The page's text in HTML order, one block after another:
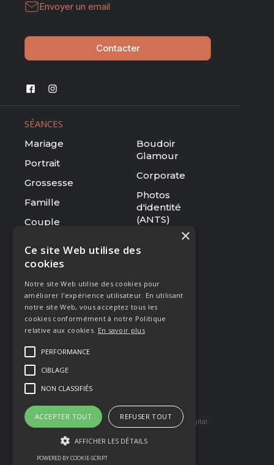
Envoyer un email
Contacter
SÉANCES
Mariage
Portrait
Grossesse
Famille
Couple
Boudoir
Glamour
Corporate
Photos
d'identité
(ANTS)
RESSOURCES
Le studio
Galerie
Blog
Mentions légales
CGV
Presse & Distinctions
Site réaliser par Arkilium et Kozé Digital
Ce site Web utilise des
cookies
Notre site Web utilise des cookies pour
améliorer l'expérience utilisateur. En utilisant
notre site Web, vous acceptez tous les
cookies conformément à notre Politique
relative aux cookies. En savoir plus
PERFORMANCE
CIBLAGE
NON CLASSIFIÉS
ACCEPTER TOUT REFUSER TOUT
AFFICHER LES DÉTAILS
POWERED BY COOKIE-SCRIPT
×